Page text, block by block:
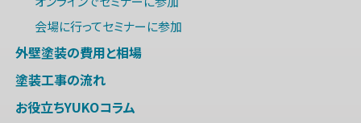
会場に行ってセミナーに参加
外壁塗装の費用と相場
塗装工事の流れ
お役立ちYUKOコラム